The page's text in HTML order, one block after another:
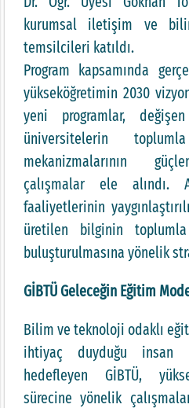
kurumsal iletişim ve
temsilcileri katıldı.
Program kapsamında
yükseköğretimin 2030
yeni programlar,
üniversitelerin
mekanizmalarının
çalışmalar ele alındı.
faaliyetlerinin
üretilen bilginin
buluşturulmasına yönelik
GİBTÜ Geleceğin Eğitim
Bilim ve teknoloji odaklı
ihtiyaç duyduğu insan
hedefleyen GİBTÜ,
sürecine yönelik